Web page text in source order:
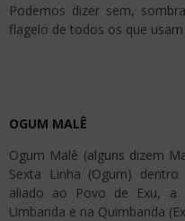
Podemos dizer sem,
flagelo de todos os que
OGUM MALÊ
Ogum Malê (alguns dizem
Sexta Linha (Ogum)
aliado ao Povo de Exu, a
Umbanda e na Quimbanda